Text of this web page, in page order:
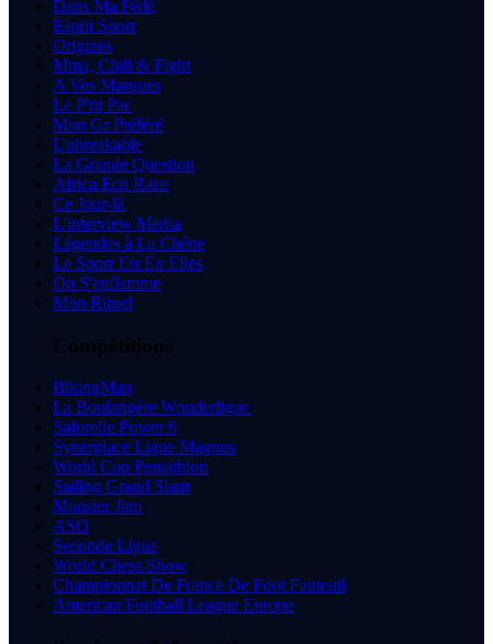
Dans Ma Fédé
Esprit Sport
Origines
Mma, Chill & Fight
A Vos Marques
Le P'tit Pac
Mon Gr Préféré
Unbreakable
La Grande Question
Africa Eco Race
Ce Jour-là
L'interview Media
Légendes à La Chêne
Le Sport Est En Elles
On S'enflamme
Mon Rituel
Compétitions
BikingMan
La Boulangère Wonderligue
Saforelle Power 6
Synerglace Ligue Magnus
World Cup Pentathlon
Sailing Grand Slam
Monster Jam
ASO
Seconde Ligue
World Chess Show
Championnat De France De Foot Fauteuil
American Football League Europe